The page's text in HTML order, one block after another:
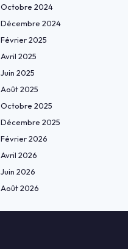
Octobre 2024
Décembre 2024
Février 2025
Avril 2025
Juin 2025
Août 2025
Octobre 2025
Décembre 2025
Février 2026
Avril 2026
Juin 2026
Août 2026